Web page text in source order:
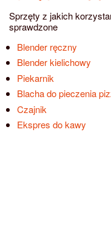
Sprzęty z jakich
sprawdzone
Blender ręczny
Blender kielichowy
Piekarnik
Blacha do pieczenia
Czajnik
Ekspres do kawy